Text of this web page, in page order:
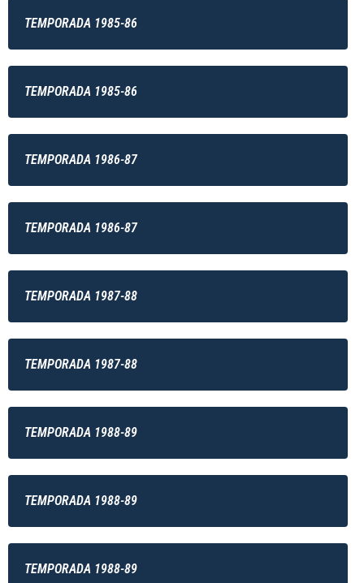
TEMPORADA 1985-86
TEMPORADA 1985-86
TEMPORADA 1986-87
TEMPORADA 1986-87
TEMPORADA 1987-88
TEMPORADA 1987-88
TEMPORADA 1988-89
TEMPORADA 1988-89
TEMPORADA 1988-89